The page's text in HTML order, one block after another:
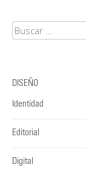
Buscar:
DISEÑO
Identidad
Editorial
Digital